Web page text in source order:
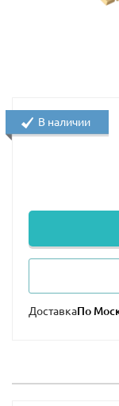
Доставка
В наличии